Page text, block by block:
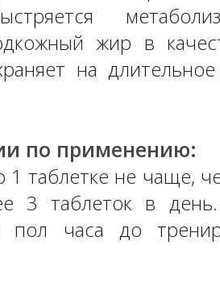
жир в
на
по применению:
1 таблетке не чаще,
3 таблеток в
пол часа до